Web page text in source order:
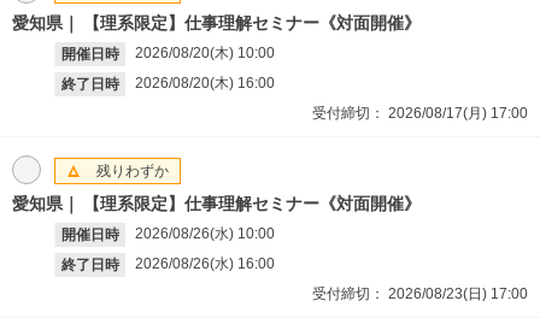
愛知県 【理系限定】仕事理解セミナー《対面開催》
開催日時 2026/08/20(木) 10:00
終了日時
2026/08/20(木) 16:00
受付締切： 2026/08/17(月) 17:00
愛知県 【理系限定】仕事理解セミナー《対面開催》
開催日時 2026/08/26(水) 10:00
終了日時
2026/08/26(水) 16:00
残りわずか
受付締切： 2026/08/23(日) 17:00